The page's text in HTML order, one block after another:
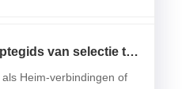
van selectie tot
Heim-verbindingen of